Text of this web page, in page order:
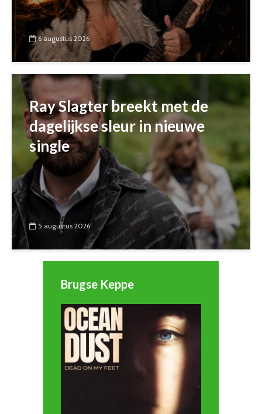
6 augustus 2026
Ray Slagter breekt met de
dagelijkse sleur in nieuwe
single
5 augustus 2026
Brugse Keppe